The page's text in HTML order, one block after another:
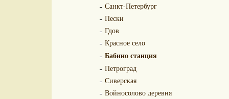
Санкт-Петербург
Пески
Гдов
Красное село
Бабино станция
Петроград
Сиверская
Войносолово деревня